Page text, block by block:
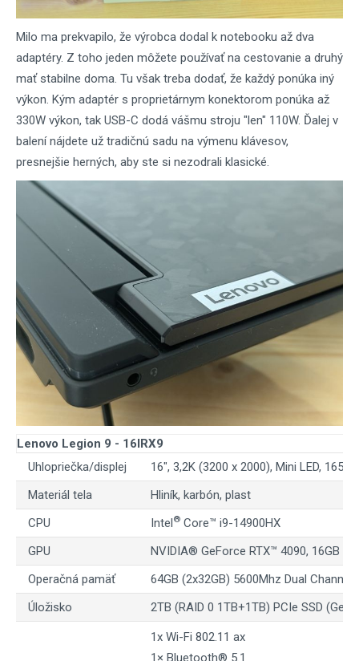
Milo ma prekvapilo, že výrobca dodal k notebooku až dva
adaptéry. Z toho jeden môžete používať na cestovanie a druhý
mať stabilne doma. Tu však treba dodať, že každý ponúka iný
výkon. Kým adaptér s proprietárnym konektorom ponúka až
330W výkon, tak USB-C dodá vášmu stroju "len" 110W. Ďalej v
balení nájdete už tradičnú sadu na výmenu klávesov,
presnejšie herných, aby ste si nezodrali klasické.
Lenovo Legion 9 - 16IRX9
Uhlopriečka/displej
16", 3,2K (3200 x 2000), Mini LED, 165
Materiál tela
Hliník, karbón, plast
CPU
Intel® Core™ i9-14900HX
GPU
NVIDIA® GeForce RTX™ 4090, 16GB
Operačná pamäť
64GB (2x32GB) 5600Mhz Dual Channel
Úložisko
2TB (RAID 0 1TB+1TB) PCIe SSD (Gen
1x Wi-Fi 802.11 ax
1× Bluetooth® 5.1